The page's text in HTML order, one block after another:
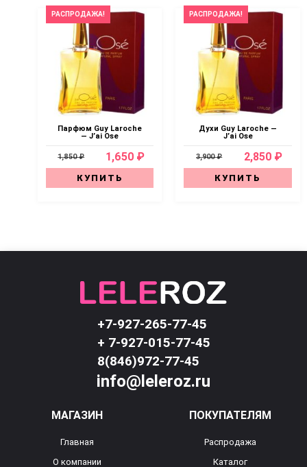
РАСПРОДАЖА!
Парфюм Guy Laroche
— J’ai Ose
1,850 ₽ 1,650 ₽
КУПИТЬ
РАСПРОДАЖА!
Духи Guy Laroche —
J’ai Ose
3,900 ₽ 2,850 ₽
КУПИТЬ
+7-927-265-77-45
+ 7-927-015-77-45
8(846)972-77-45
info@leleroz.ru
МАГАЗИН
Главная
О компании
ПОКУПАТЕЛЯМ
Распродажа
Каталог